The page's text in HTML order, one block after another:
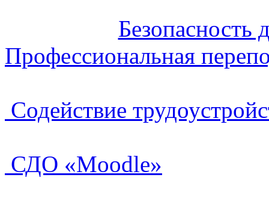
Безопасность
Профессиональная
Содействие
СДО «Moodle»